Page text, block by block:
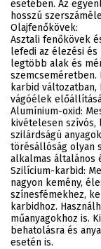
esetében. Az
hosszú
Olajfenőkövek:
Asztali fenőkövek
lefedi az élezési
legtöbb alak és
szemcseméretben.
karbid változatban,
vágóélek
Alumínium-oxid:
kivételesen
szilárdságú
törésállóság olyan
alkalmas általános
Szilícium-karbid:
nagyon kemény,
színesfémekhez,
karbidhoz.
műanyagokhoz is.
behatolásra és
esetén is.